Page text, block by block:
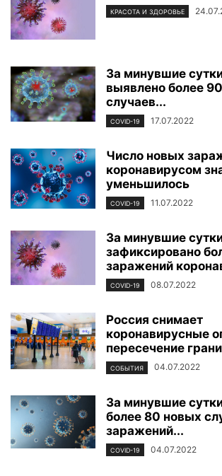
КРАСОТА И ЗДОРОВЬЕ
За минувшие
выявлено более
случаев...
COVID-19 17.07.2022
Число новых
коронавирусом
уменьшилось
COVID-19 11.07.2022
За минувшие
зафиксировано
заражений
COVID-19 08.07.2022
Россия снимает
коронавирусные
пересечение
СОБЫТИЯ 04.07.2022
За минувшие
более 80 новых
заражений...
COVID-19 04.07.2022